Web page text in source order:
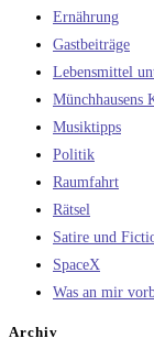
Ernährung
Gastbeiträge
Lebensmittel
Münchhausens
Musiktipps
Politik
Raumfahrt
Rätsel
Satire und
SpaceX
Was an mir
Archiv